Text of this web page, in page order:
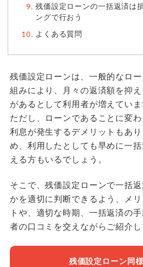
残価設定ローンの一括返済は
ングで行おう
よくある質問
残価設定ローンは、一般的なロ
組みにより、月々の返済額を抑
があるとして利用者が増えていま
ただし、ローンであることに変わ
利息が発生するデメリットもあ
め、利用したとしても早めに一
える方もいるでしょう。
そこで、残価設定ローンで一括
かを適切に判断できるよう、メ
トや、適切な時期、一括返済の
者の口コミを交えながらご紹介し
残価設定ローン同様